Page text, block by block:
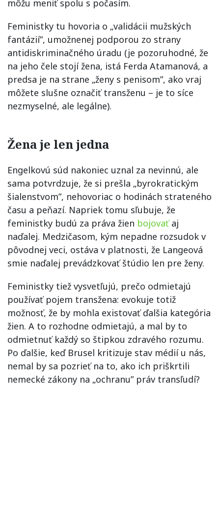
môžu meniť spolu s počasím.
Feministky tu hovoria o „validácii mužských
fantázií”, umožnenej podporou zo strany
antidiskriminačného úradu (je pozoruhodné, že
na jeho čele stojí žena, istá Ferda Atamanová, a
predsa je na strane „ženy s penisom”, ako vraj
môžete slušne označiť transženu – je to síce
nezmyselné, ale legálne).
Žena je len jedna
Engelkovú súd nakoniec uznal za nevinnú, ale
sama potvrdzuje, že si prešla „byrokratickým
šialenstvom”, nehovoriac o hodinách strateného
času a peňazí. Napriek tomu sľubuje, že
feministky budú za práva žien bojovaťaj
naďalej. Medzičasom, kým nepadne rozsudok v
pôvodnej veci, ostáva v platnosti, že Langeová
smie naďalej prevádzkovať štúdio len pre ženy.
Feministky tiež vysvetľujú, prečo odmietajú
používať pojem transžena: evokuje totiž
možnosť, že by mohla existovať ďalšia kategória
žien. A to rozhodne odmietajú, a mal by to
odmietnuť každý so štipkou zdravého rozumu.
Po ďalšie, keď Brusel kritizuje stav médií u nás,
nemal by sa pozrieť na to, ako ich priškrtili
nemecké zákony na „ochranu” práv transľudí?